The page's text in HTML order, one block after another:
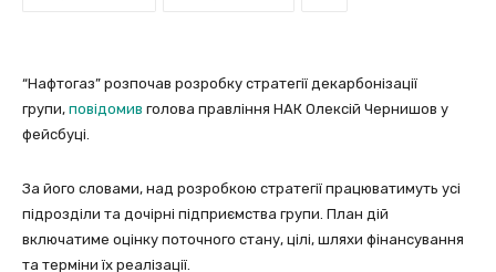
“Нафтогаз” розпочав розробку стратегії декарбонізації
групи, повідомив голова правління НАК Олексій Чернишов у
фейсбуці.
За його словами, над розробкою стратегії працюватимуть усі
підрозділи та дочірні підприємства групи. План дій
включатиме оцінку поточного стану, цілі, шляхи фінансування
та терміни їх реалізації.